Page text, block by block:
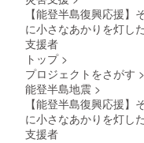
【能登半島復興応援
に小さなあかりを灯した
支援者
トップ >
プロジェクトをさがす >
能登半島地震 >
【能登半島復興応援
に小さなあかりを灯した
支援者